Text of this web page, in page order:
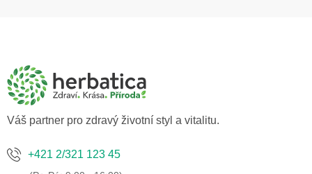
a
Váš partner pro zdravý životní styl a vitalitu.
+421 2/321 123 45